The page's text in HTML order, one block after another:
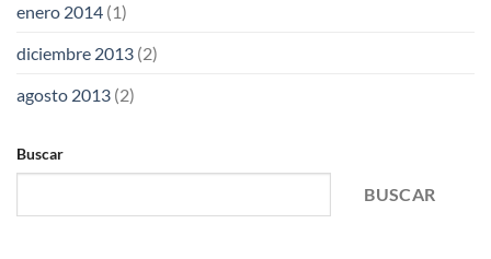
enero 2014 (1)
diciembre 2013 (2)
agosto 2013 (2)
Buscar
BUSCAR